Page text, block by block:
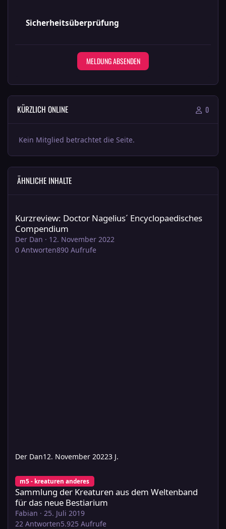
Sicherheitsüberprüfung
MELDUNG ABSENDEN
KÜRZLICH ONLINE 0
Kein Mitglied betrachtet die Seite.
ÄHNLICHE INHALTE
Kurzreview: Doctor Nagelius´ Encyclopaedisches
Compendium
Der Dan · 12. November 2022
0 Antworten890 Aufrufe
Der Dan12. November 20223 J.
m5 - kreaturen anderes
Sammlung der Kreaturen aus dem Weltenband
für das neue Bestiarium
Fabian · 25. Juli 2019
22 Antworten5.925 Aufrufe